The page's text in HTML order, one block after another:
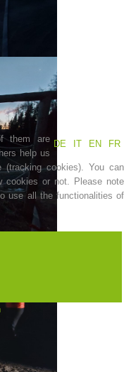
DE
IT EN FR
them are
help us
cookies). You can
cookies or not. Please note
use all the functionalities of